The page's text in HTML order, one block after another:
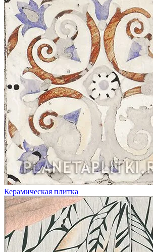
Керамическая плитка